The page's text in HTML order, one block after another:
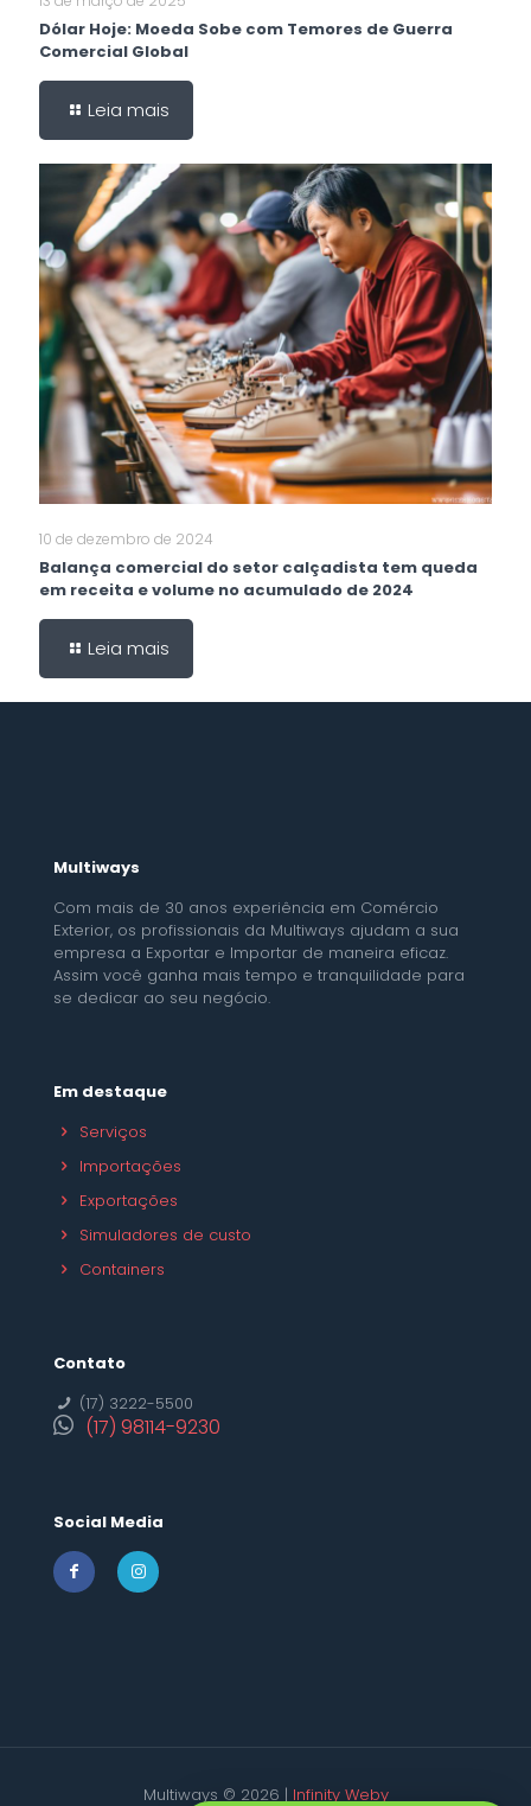
Dólar Hoje: Moeda Sobe com Temores de Guerra
Comercial Global
Leia mais
10 de dezembro de 2024
Balança comercial do setor calçadista tem queda
em receita e volume no acumulado de 2024
Leia mais
Multiways
Com mais de 30 anos experiência em Comércio
Exterior, os profissionais da Multiways ajudam a sua
empresa a Exportar e Importar de maneira eficaz.
Assim você ganha mais tempo e tranquilidade para
se dedicar ao seu negócio.
Em destaque
Serviços
Importações
Exportações
Simuladores de custo
Containers
Contato
(17) 3222-5500
(17) 98114-9230
Social Media
Multiways © 2026 | Infinity Weby